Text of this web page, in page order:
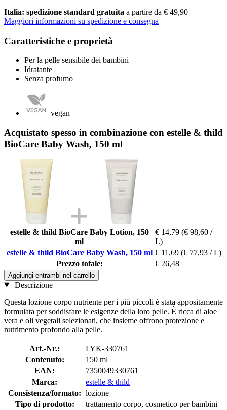
Italia: spedizione standard gratuita a partire da € 49,90
Maggiori informazioni su spedizione e consegna
Caratteristiche e proprietà
Per la pelle sensibile dei bambini
Idratante
Senza profumo
vegan
Acquistato spesso in combinazione con estelle & thild
BioCare Baby Wash, 150 ml
estelle & thild BioCare Baby Lotion, 150
ml
€ 14,79 (€ 98,60 /
L)
estelle & thild BioCare Baby Wash, 150 ml € 11,69 (€ 77,93 / L)
Prezzo totale:
€ 26,48
Aggiungi entrambi nel carrello
Descrizione
Questa lozione corpo nutriente per i più piccoli è stata appositamente
formulata per soddisfare le esigenze della loro pelle. È ricca di aloe
vera e oli vegetali selezionati, che insieme offrono protezione e
nutrimento profondo alla pelle.
Art.-Nr.:
LYK-330761
Contenuto:
150 ml
EAN:
7350049330761
Marca:
estelle & thild
Consistenza/formato: lozione
Tipo di prodotto:
trattamento corpo, cosmetico per bambini